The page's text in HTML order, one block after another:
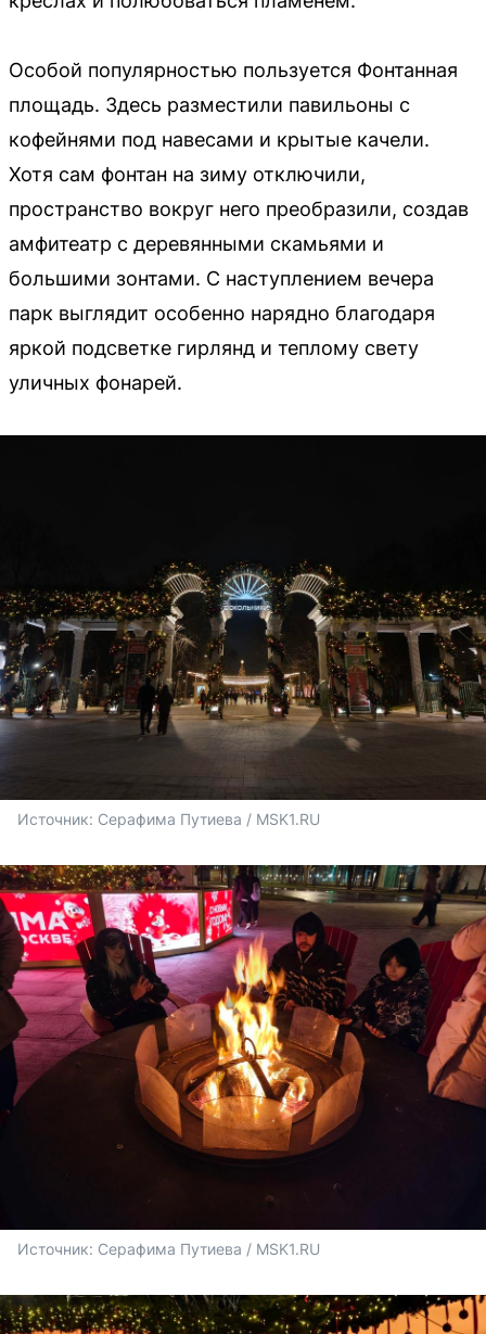
Особой популярностью пользуется Фонтанная
площадь. Здесь разместили павильоны с
кофейнями под навесами и крытые качели.
Хотя сам фонтан на зиму отключили,
пространство вокруг него преобразили, создав
амфитеатр с деревянными скамьями и
большими зонтами. С наступлением вечера
парк выглядит особенно нарядно благодаря
яркой подсветке гирлянд и теплому свету
уличных фонарей.
Источник: Серафима Путиева / MSK1.RU
Источник: Серафима Путиева / MSK1.RU